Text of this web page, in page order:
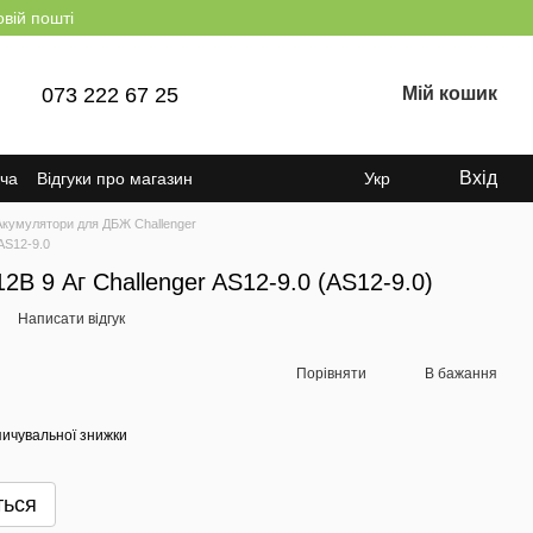
пошті
073 222 67 25 Мій кошик
Відгуки про магазин Укр Вхід
для ДБЖ Challenger
9.0
9 Аг Challenger AS12-9.0 (AS12-9.0)
Написати відгук
Порівняти В бажання
знижки